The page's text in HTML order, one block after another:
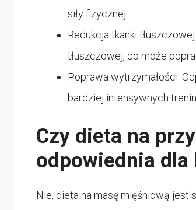
siły fizycznej.
Redukcja tkanki
tłuszczowej, co może
Poprawa wytrzymałości:
bardziej intensywnych
Czy dieta na
odpowiednia dla
Nie, dieta na masę mięśniową jest